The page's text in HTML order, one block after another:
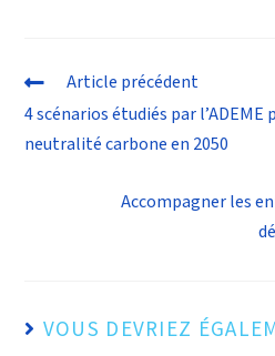
Article précédent
4 scénarios étudiés par
neutralité carbone en 2050
Accompagner les
VOUS DEVRIEZ